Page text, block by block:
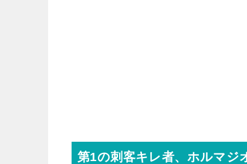
第1の刺客キレ者、ホルマジ